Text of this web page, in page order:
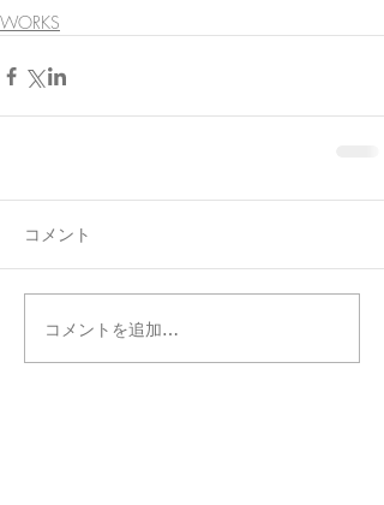
WORKS
コメント
コメントを追加…